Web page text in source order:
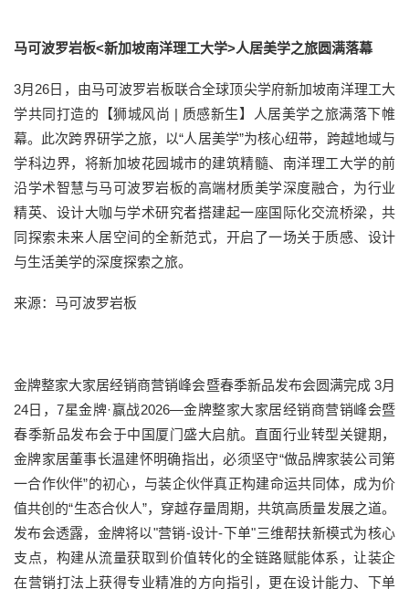
马可波罗岩板<新加坡南洋理工大学>人居美学之旅圆满落幕
3月26日，由马可波罗岩板联合全球顶尖学府新加坡南洋理工大
学共同打造的【狮城风尚 | 质感新生】人居美学之旅满落下帷
幕。此次跨界研学之旅，以“人居美学”为核心纽带，跨越地域与
学科边界，将新加坡花园城市的建筑精髓、南洋理工大学的前
沿学术智慧与马可波罗岩板的高端材质美学深度融合，为行业
精英、设计大咖与学术研究者搭建起一座国际化交流桥梁，共
同探索未来人居空间的全新范式，开启了一场关于质感、设计
与生活美学的深度探索之旅。
来源：马可波罗岩板
金牌整家大家居经销商营销峰会暨春季新品发布会圆满完成 3月
24日，7星金牌·赢战2026—金牌整家大家居经销商营销峰会暨
春季新品发布会于中国厦门盛大启航。直面行业转型关键期，
金牌家居董事长温建怀明确指出，必须坚守“做品牌家装公司第
一合作伙伴”的初心，与装企伙伴真正构建命运共同体，成为价
值共创的“生态合伙人”，穿越存量周期，共筑高质量发展之道。
发布会透露，金牌将以"营销-设计-下单"三维帮扶新模式为核心
支点，构建从流量获取到价值转化的全链路赋能体系，让装企
在营销打法上获得专业精准的方向指引，更在设计能力、下单